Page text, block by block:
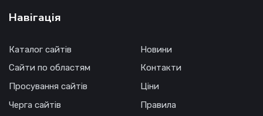
Навігація
Каталог сайтів
Сайти по областям
Просування сайтів
Черга сайтів
Новини
Контакти
Ціни
Правила